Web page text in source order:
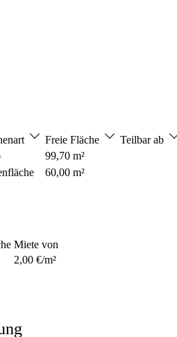
Freie Fläche Teilbar ab
99,70 m²
60,00 m²
Miete von
2,00 €/m²